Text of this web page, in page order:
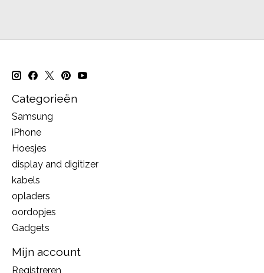
Categorieën
Samsung
iPhone
Hoesjes
display and digitizer
kabels
opladers
oordopjes
Gadgets
Mijn account
Registreren